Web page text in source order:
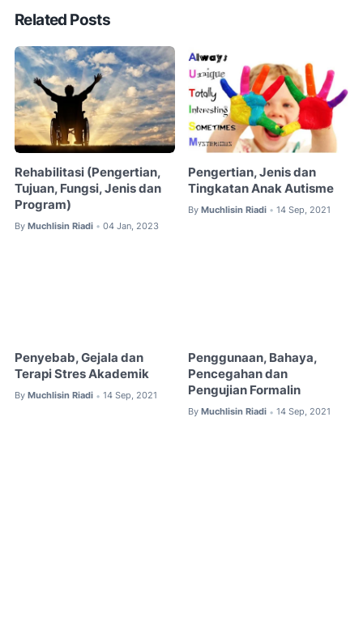
Related Posts
Rehabilitasi (Pengertian,
Tujuan, Fungsi, Jenis dan
Program)
By Muchlisin Riadi • 04 Jan, 2023
Pengertian, Jenis dan
Tingkatan Anak Autisme
By Muchlisin Riadi • 14 Sep, 2021
Penyebab, Gejala dan
Terapi Stres Akademik
By Muchlisin Riadi • 14 Sep, 2021
Penggunaan, Bahaya,
Pencegahan dan
Pengujian Formalin
By Muchlisin Riadi • 14 Sep, 2021